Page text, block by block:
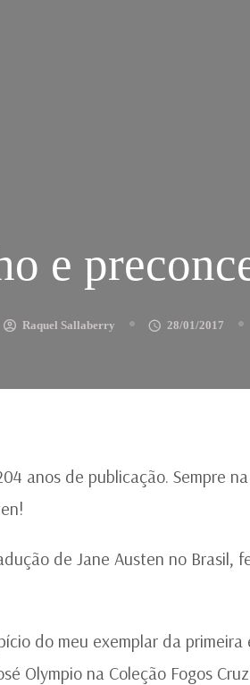
e
Raquel Sallaberry 28/01/2017
anos de publicação. Sempre
de Jane Austen no Brasil,
do meu exemplar da primeira
Olympio na Coleção Fogos